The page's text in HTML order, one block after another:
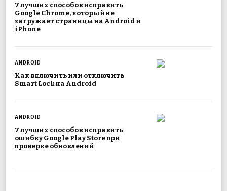
7 лучших способов исправить
Google Chrome, который не
загружает страницы на Android и
iPhone
ANDROID
Как включить или отключить
Smart Lock на Android
ANDROID
7 лучших способов исправить
ошибку Google Play Store при
проверке обновлений